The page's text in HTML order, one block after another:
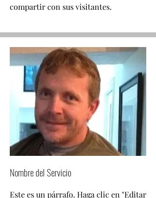
compartir con sus visitantes.
Nombre del Servicio
Este es un párrafo. Haga clic en "Editar